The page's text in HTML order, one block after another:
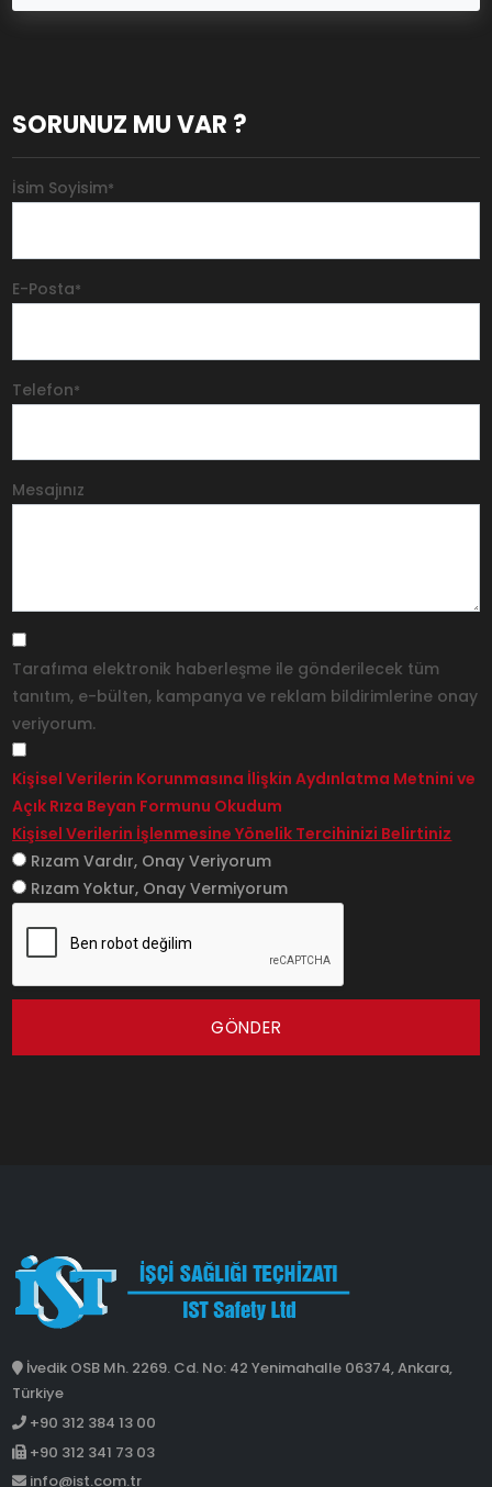
SORUNUZ MU VAR ?
İsim Soyisim*
E-Posta*
Telefon*
Mesajınız
Tarafıma elektronik haberleşme ile gönderilecek tüm
tanıtım, e-bülten, kampanya ve reklam bildirimlerine onay
veriyorum.
Kişisel Verilerin Korunmasına İlişkin Aydınlatma Metnini ve
Açık Rıza Beyan Formunu Okudum
Kişisel Verilerin İşlenmesine Yönelik Tercihinizi Belirtiniz
Rızam Vardır, Onay Veriyorum
Rızam Yoktur, Onay Vermiyorum
GÖNDER
İvedik OSB Mh. 2269. Cd. No: 42 Yenimahalle 06374, Ankara,
Türkiye
+90 312 384 13 00
+90 312 341 73 03
info@ist.com.tr